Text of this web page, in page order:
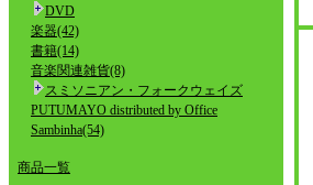
DVD
楽器(42)
書籍(14)
音楽関連雑貨(8)
スミソニアン・フォークウェイズ
PUTUMAYO distributed by Office
Sambinha(54)
商品一覧